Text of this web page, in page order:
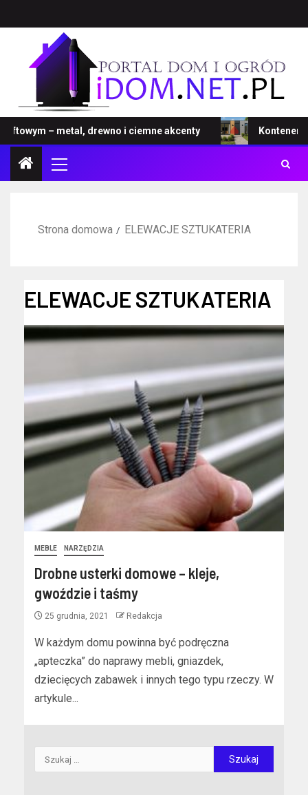
– metal, drewno i ciemne akcenty Kontener –
Strona domowa ELEWACJE SZTUKATERIA
ELEWACJE SZTUKATERIA
MEBLE NARZĘDZIA
Drobne usterki domowe – kleje,
gwoździe i taśmy
25 grudnia, 2021 Redakcja
W każdym domu powinna być podręczna
„apteczka” do naprawy mebli, gniazdek,
dziecięcych zabawek i innych tego typu rzeczy. W
artykule...